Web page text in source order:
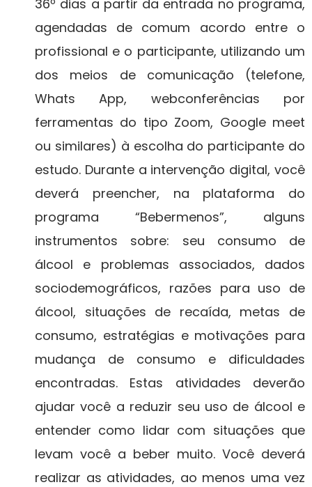
36º dias a partir da entrada no programa,
agendadas de comum acordo entre o
profissional e o participante, utilizando um
dos meios de comunicação (telefone,
Whats App, webconferências por
ferramentas do tipo Zoom, Google meet
ou similares) à escolha do participante do
estudo. Durante a intervenção digital, você
deverá preencher, na plataforma do
programa “Bebermenos”, alguns
instrumentos sobre: seu consumo de
álcool e problemas associados, dados
sociodemográficos, razões para uso de
álcool, situações de recaída, metas de
consumo, estratégias e motivações para
mudança de consumo e dificuldades
encontradas. Estas atividades deverão
ajudar você a reduzir seu uso de álcool e
entender como lidar com situações que
levam você a beber muito. Você deverá
realizar as atividades, ao menos uma vez